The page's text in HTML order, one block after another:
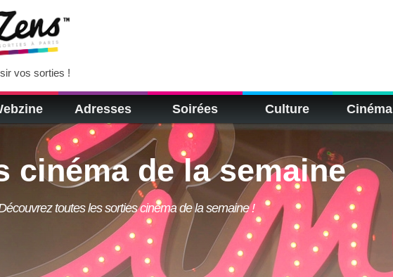
vos sorties !
Adresses Soirées Culture Cinéma
cinéma de la semaine
toutes les sorties cinéma de la semaine !